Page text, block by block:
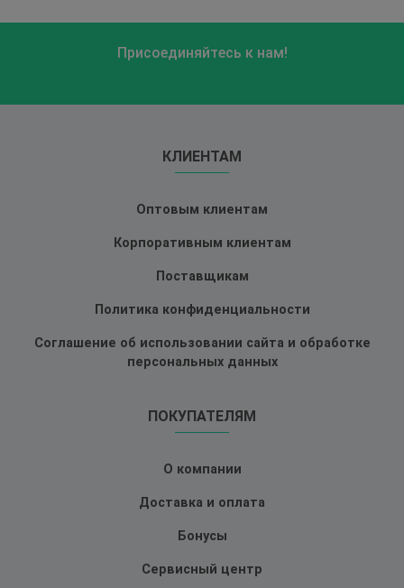
Присоединяйтесь к нам!
КЛИЕНТАМ
Оптовым клиентам
Корпоративным клиентам
Поставщикам
Политика конфиденциальности
Соглашение об использовании сайта и обработке
персональных данных
ПОКУПАТЕЛЯМ
О компании
Доставка и оплата
Бонусы
Сервисный центр